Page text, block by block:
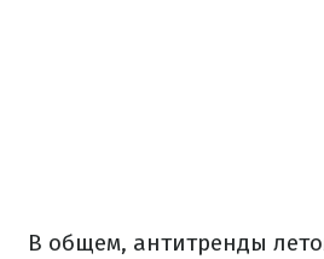
В общем, антитренды